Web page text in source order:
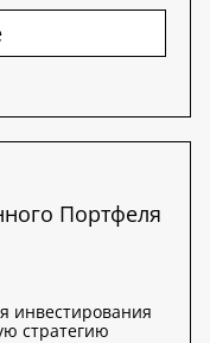
Портфеля
инвестирования
стратегию